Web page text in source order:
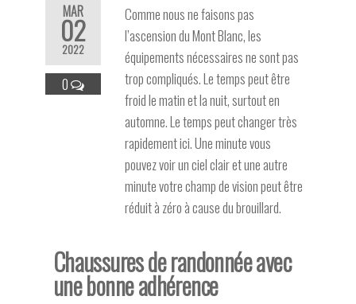
MAR
02
2022
0
Comme nous ne faisons pas
l’ascension du Mont Blanc, les
équipements nécessaires ne sont pas
trop compliqués. Le temps peut être
froid le matin et la nuit, surtout en
automne. Le temps peut changer très
rapidement ici. Une minute vous
pouvez voir un ciel clair et une autre
minute votre champ de vision peut être
réduit à zéro à cause du brouillard.
Chaussures de randonnée avec
une bonne adhérence